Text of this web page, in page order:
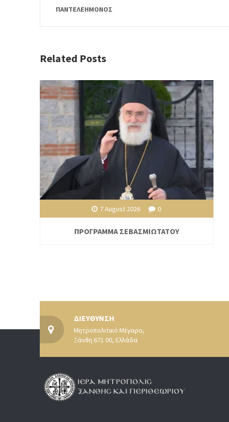
ΠΑΝΤΕΛΕΗΜΟΝΟΣ
Related Posts
7 August 2026 0
ΠΡΟΓΡΑΜΜΑ ΣΕΒΑΣΜΙΩΤΑΤΟΥ
ΔΙΕΥΘΥΝΣΗ
Μητροπολιτικό Μέγαρο,
Ξάνθη 671 00, Ελλάδα